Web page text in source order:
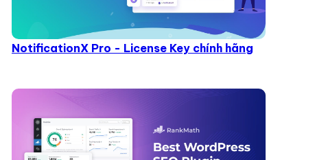
NotificationX Pro - License Key chính hãng